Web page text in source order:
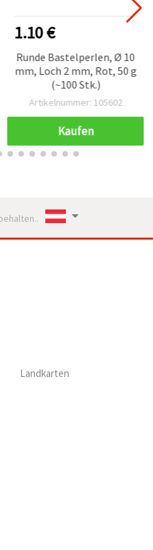
1.10 €
Runde Bastelperlen, Ø 10
mm, Loch 2 mm, Rot, 50 g
(~100 Stk.)
Artikelnummer: 105602
Kaufen
Landkarten